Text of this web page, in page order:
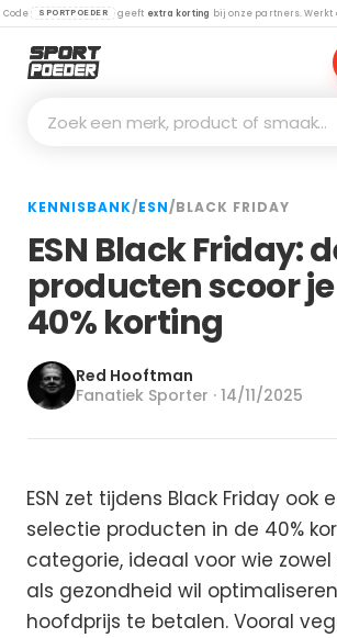
Code SPORTPOEDER geeft extra korting bij onze partners.
Zoek een merk, product of smaak…
KENNISBANK/ESN/BLACK FRIDAY
ESN Black Friday:
producten scoor
40% korting
Red Hooftman
Fanatiek Sporter · 14/11/2025
ESN zet tijdens Black Friday ook
selectie producten in de 40%
categorie, ideaal voor wie
als gezondheid wil
hoofdprijs te betalen. Vooral